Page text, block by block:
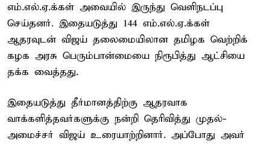
எம்.எல்.ஏ.க்கள் அவையில் இருந்து வெளிநடப்பு
செய்தனர். இதையடுத்து 144 எம்.எல்.ஏ.க்கள்
ஆதரவுடன் விஜய் தலைமையிலான தமிழக வெற்றிக்
கழக அரசு பெரும்பான்மையை நிரூபித்து ஆட்சியை
தக்க வைத்தது.
இதையடுத்து தீர்மானத்திற்கு ஆதரவாக
வாக்களித்தவர்களுக்கு நன்றி தெரிவித்து முதல்-
அமைச்சர் விஜய் உரையாற்றினார். அப்போது அவர்